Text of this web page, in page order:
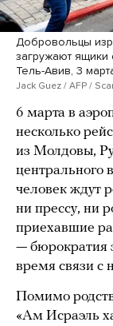
Добровольцы
загружают ящики
Тель-Авив, 3
Jack Guez / AFP /
6 марта в
несколько
из Молдовы,
центрального
человек ждут
ни прессу, ни
приехавшие
— бюрократия
время связи с
Помимо
«Ам Исраэль